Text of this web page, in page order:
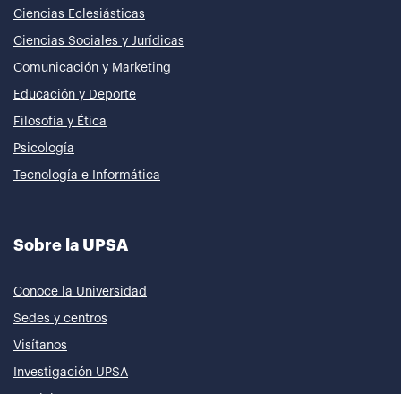
Ciencias Eclesiásticas
Ciencias Sociales y Jurídicas
Comunicación y Marketing
Educación y Deporte
Filosofía y Ética
Psicología
Tecnología e Informática
Sobre la UPSA
Conoce la Universidad
Sedes y centros
Visítanos
Investigación UPSA